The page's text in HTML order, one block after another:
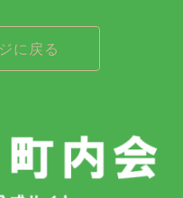
に戻る